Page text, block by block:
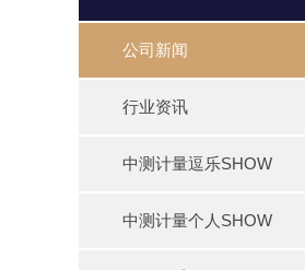
公司新闻
行业资讯
中测计量逗乐SHOW
中测计量个人SHOW